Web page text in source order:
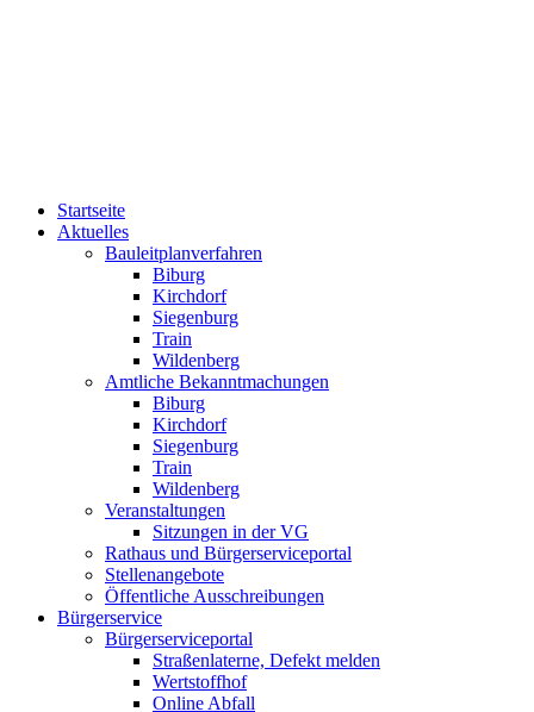
Startseite
Aktuelles
Bauleitplanverfahren
Biburg
Kirchdorf
Siegenburg
Train
Wildenberg
Amtliche Bekanntmachungen
Biburg
Kirchdorf
Siegenburg
Train
Wildenberg
Veranstaltungen
Sitzungen in der VG
Rathaus und Bürgerserviceportal
Stellenangebote
Öffentliche Ausschreibungen
Bürgerservice
Bürgerserviceportal
Straßenlaterne, Defekt melden
Wertstoffhof
Online Abfall